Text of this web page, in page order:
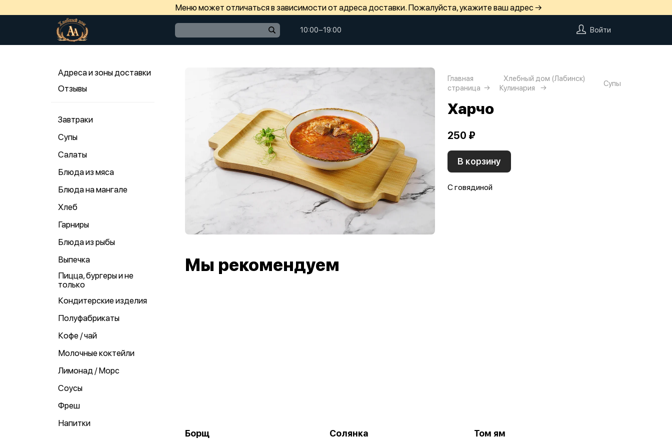
Меню может отличаться в зависимости от адреса доставки. Пожалуйста, укажите ваш адрес →
10:00−19:00 Войти
Адреса и зоны доставки
Отзывы
Завтраки
Супы
Салаты
Блюда из мяса
Блюда на мангале
Хлеб
Гарниры
Блюда из рыбы
Выпечка
Пицца, бургеры и не
только
Кондитерские изделия
Полуфабрикаты
Кофе / чай
Молочные коктейли
Лимонад / Морс
Соусы
Фреш
Напитки
Главная
страница
Хлебный дом (Лабинск)
Кулинария
Супы
Харчо
250 ₽
В корзину
С говядиной
Мы рекомендуем
Борщ Солянка Том ям